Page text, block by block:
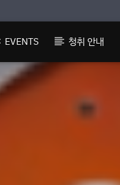
EVENTS 청취 안내